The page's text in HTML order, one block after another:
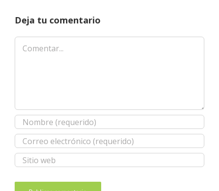
Deja tu comentario
Comentar